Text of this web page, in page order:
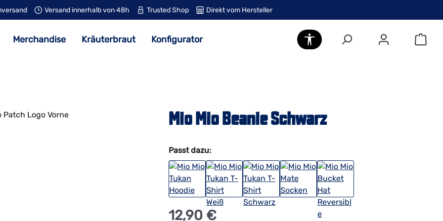
Versand innerhalb von 48h Trusted Shop Direkt vom Hersteller
Merchandise Kräuterbraut Konfigurator Werkzeugleiste anzeigen
Mio Mio Beanie Schwarz
Passt dazu:
Regulärer Preis:
12,90 €